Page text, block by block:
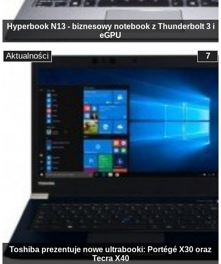
Hyperbook N13 - biznesowy notebook z Thunderbolt 3 i
eGPU
Toshiba prezentuje nowe ultrabooki: Portégé X30 oraz
Tecra X40
7
Aktualności